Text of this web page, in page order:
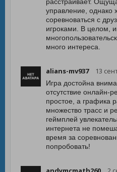
управление, однако
соревноваться с
игроками. В целом,
много интереса.
alians-mv937 13
Игра достойна
отсутствие онлайн-
простое, а графика
множество трасс и
геймплей
интернета не
время за
попробовать!